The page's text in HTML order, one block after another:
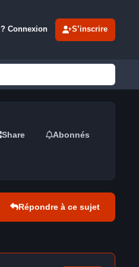
Connexion S’inscrire
Share Abonnés
Répondre à ce sujet